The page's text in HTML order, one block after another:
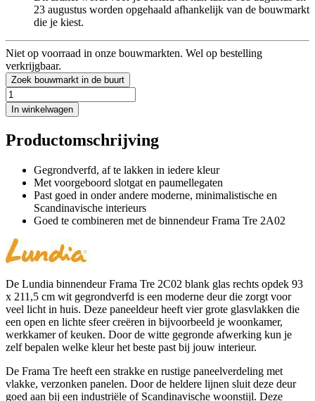
23 augustus worden opgehaald afhankelijk van de bouwmarkt
die je kiest.
Niet op voorraad in onze bouwmarkten. Wel op bestelling
verkrijgbaar.
Zoek bouwmarkt in de buurt
In winkelwagen
Productomschrijving
Gegrondverfd, af te lakken in iedere kleur
Met voorgeboord slotgat en paumellegaten
Past goed in onder andere moderne, minimalistische en
Scandinavische interieurs
Goed te combineren met de binnendeur Frama Tre 2A02
De Lundia binnendeur Frama Tre 2C02 blank glas rechts opdek 93
x 211,5 cm wit gegrondverfd is een moderne deur die zorgt voor
veel licht in huis. Deze paneeldeur heeft vier grote glasvlakken die
een open en lichte sfeer creëren in bijvoorbeeld je woonkamer,
werkkamer of keuken. Door de witte gegronde afwerking kun je
zelf bepalen welke kleur het beste past bij jouw interieur.
De Frama Tre heeft een strakke en rustige paneelverdeling met
vlakke, verzonken panelen. Door de heldere lijnen sluit deze deur
goed aan bij een industriële of Scandinavische woonstijl. Deze